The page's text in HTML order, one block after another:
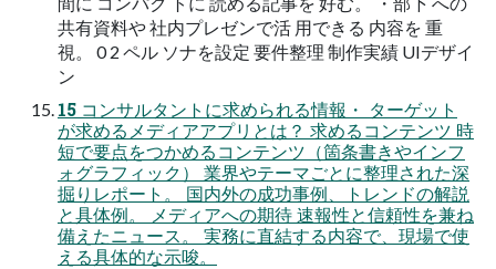
共有資料や 社内プレゼンで活 用できる 内容を 重
視。 0 2 ペル ソナを設定 要件整理 制作実績 UIデザイ
ン
15 コンサルタントに求められる情報・ ターゲット
が求めるメディアアプリとは？ 求めるコンテンツ 時
短で要点をつかめるコンテンツ（箇条書きやインフ
ォグラフィック） 業界やテーマごとに整理された深
掘りレポート。 国内外の成功事例、トレンドの解説
と具体例。 メディアへの期待 速報性と信頼性を兼ね
備えたニュース。 実務に直結する内容で、現場で使
える具体的な示唆。